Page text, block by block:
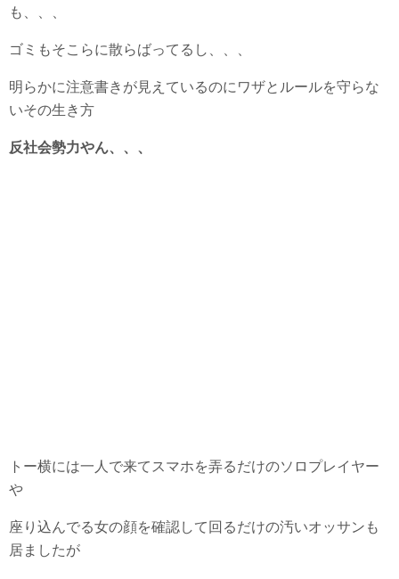
も、、、
ゴミもそこらに散らばってるし、、、
明らかに注意書きが見えているのにワザとルールを守らな
いその生き方
反社会勢力やん、、、
トー横には一人で来てスマホを弄るだけのソロプレイヤー
や
座り込んでる女の顔を確認して回るだけの汚いオッサンも
居ましたが